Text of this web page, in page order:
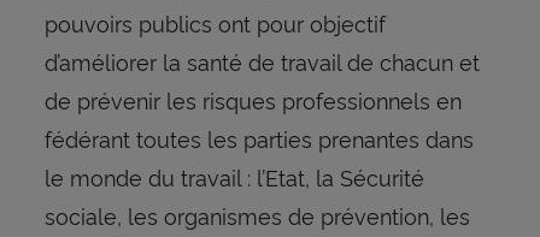
pouvoirs publics ont pour objectif
d’améliorer la santé de travail de chacun et
de prévenir les risques professionnels en
fédérant toutes les parties prenantes dans
le monde du travail : l’Etat, la Sécurité
sociale, les organismes de prévention, les